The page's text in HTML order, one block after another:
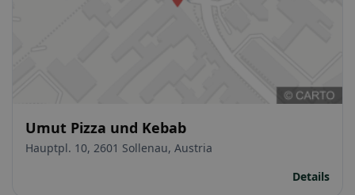
Umut Pizza und Kebab
Hauptpl. 10, 2601 Sollenau, Austria
Details